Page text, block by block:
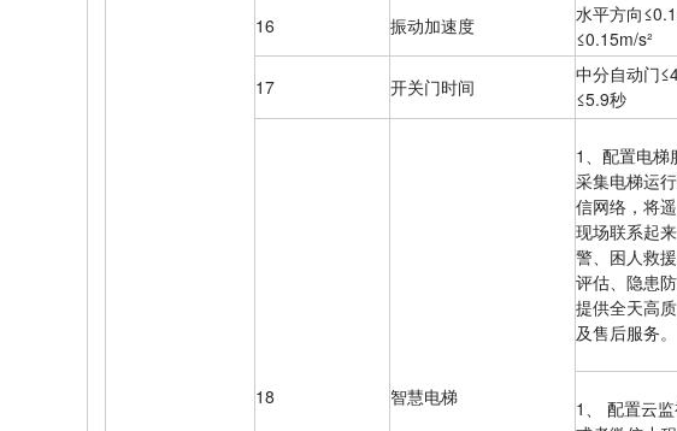
16 振动加速度
水平方向
≤0.15m/s²
17
开关门时间
中分自动门
≤5.9秒
18 智慧电梯
1、配置电梯
采集电梯运
信网络，将
现场联系起
警、困人救
评估、隐患
提供全天高
及售后服务。
1、 配置云